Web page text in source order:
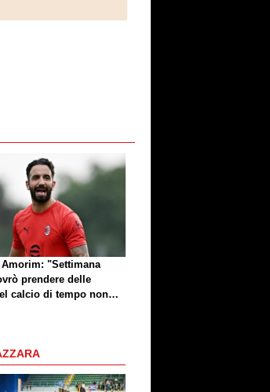
Amorim: "Settimana
prendere delle
calcio di tempo non